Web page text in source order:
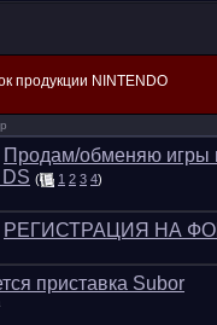
продукции NINTENDO
Продам/обменяю игры
( 1 2 3 4)
РЕГИСТРАЦИЯ НА
приставка Subor